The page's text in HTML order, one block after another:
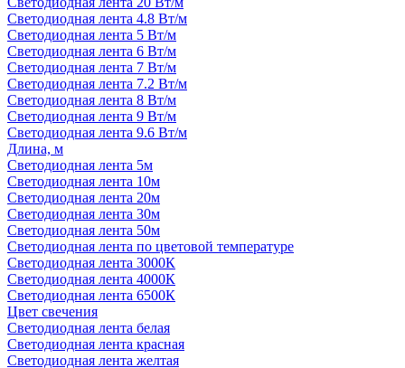
Светодиодная лента 4.8 Вт/м
Светодиодная лента 5 Вт/м
Светодиодная лента 6 Вт/м
Светодиодная лента 7 Вт/м
Светодиодная лента 7.2 Вт/м
Светодиодная лента 8 Вт/м
Светодиодная лента 9 Вт/м
Светодиодная лента 9.6 Вт/м
Длина, м
Светодиодная лента 5м
Светодиодная лента 10м
Светодиодная лента 20м
Светодиодная лента 30м
Светодиодная лента 50м
Светодиодная лента по цветовой температуре
Светодиодная лента 3000К
Светодиодная лента 4000К
Светодиодная лента 6500К
Цвет свечения
Светодиодная лента белая
Светодиодная лента красная
Светодиодная лента желтая